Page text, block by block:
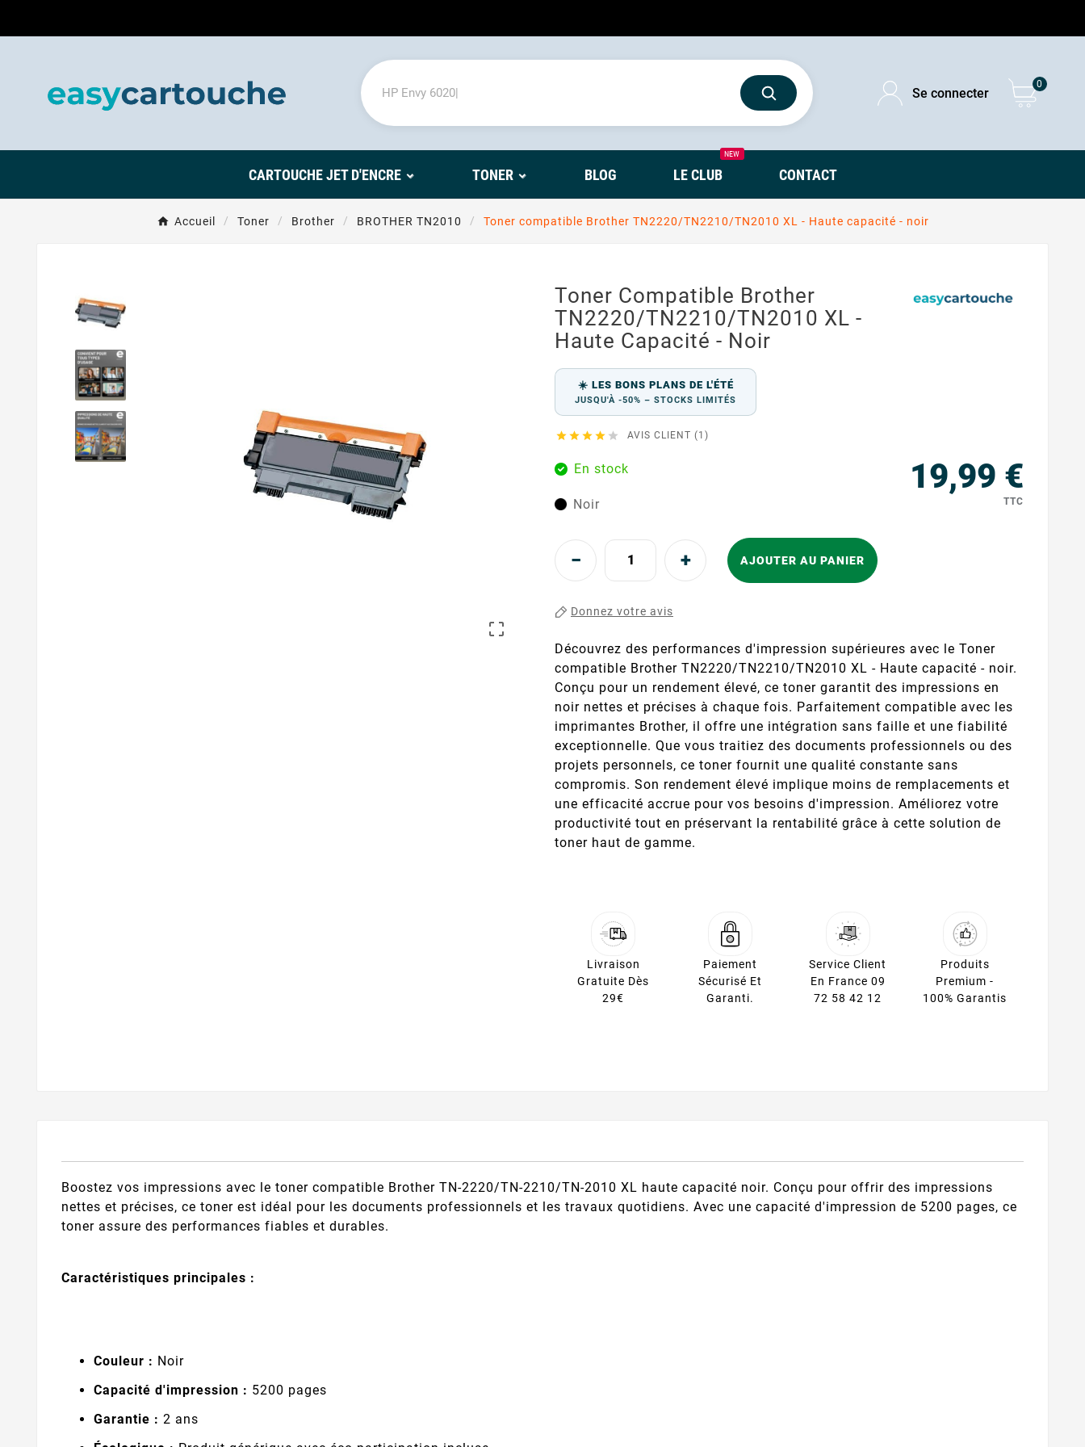
Se connecter
0
CARTOUCHE JET D'ENCRE TONER BLOG LE CLUB
NEW
CONTACT
Accueil Toner Brother BROTHER TN2010 Toner compatible Brother TN2220/TN2210/TN2010 XL - Haute capacité - noir

Toner Compatible Brother
TN2220/TN2210/TN2010 XL -
Haute Capacité - Noir
☀️ LES BONS PLANS DE L'ÉTÉ
JUSQU'À -50% – STOCKS LIMITÉS
     AVIS CLIENT (1)
19,99 €
TTC
En stock
Noir
AJOUTER AU PANIER
Donnez votre avis
Découvrez des performances d'impression supérieures avec le Toner
compatible Brother TN2220/TN2210/TN2010 XL - Haute capacité - noir.
Conçu pour un rendement élevé, ce toner garantit des impressions en
noir nettes et précises à chaque fois. Parfaitement compatible avec les
imprimantes Brother, il offre une intégration sans faille et une fiabilité
exceptionnelle. Que vous traitiez des documents professionnels ou des
projets personnels, ce toner fournit une qualité constante sans
compromis. Son rendement élevé implique moins de remplacements et
une efficacité accrue pour vos besoins d'impression. Améliorez votre
productivité tout en préservant la rentabilité grâce à cette solution de
toner haut de gamme.
Livraison
Gratuite Dès
29€
Paiement
Sécurisé Et
Garanti.
Service Client
En France 09
72 58 42 12
Produits
Premium -
100% Garantis
Boostez vos impressions avec le toner compatible Brother TN-2220/TN-2210/TN-2010 XL haute capacité noir. Conçu pour offrir des impressions
nettes et précises, ce toner est idéal pour les documents professionnels et les travaux quotidiens. Avec une capacité d'impression de 5200 pages, ce
toner assure des performances fiables et durables.
Caractéristiques principales :
Couleur : Noir
Capacité d'impression : 5200 pages
Garantie : 2 ans